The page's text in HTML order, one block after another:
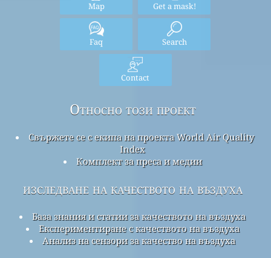
Map Get a mask!
Faq Search
Contact
Относно този проект
Свържете се с екипа на проекта World Air Quality
Index
Комплект за преса и медии
изследване на качеството на въздуха
База знания и статии за качеството на въздуха
Експериментиране с качеството на въздуха
Анализ на сензори за качество на въздуха